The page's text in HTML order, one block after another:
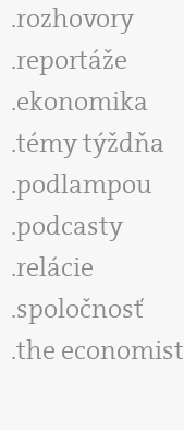
rozhovory
reportáže
ekonomika
témy týždňa
podlampou
podcasty
relácie
spoločnosť
the economist